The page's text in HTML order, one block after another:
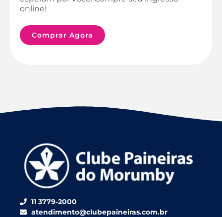
online!
Comprar Agora
11 3779-2000
atendimento@clubepaineiras.com.br